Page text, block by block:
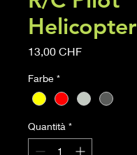
Helicopter
13,00 CHFPrezzo
Farbe *
Quantità *